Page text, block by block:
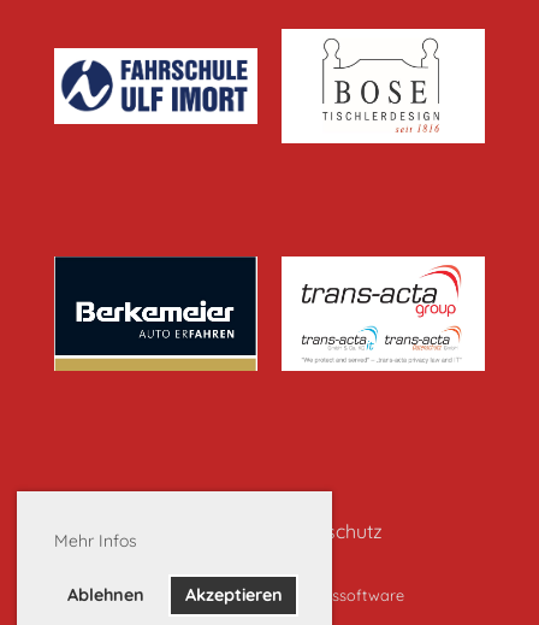
Mehr Infos
Ablehnen Akzeptieren
Datenschutz
Erstellt mit ClubDesk Vereinssoftware